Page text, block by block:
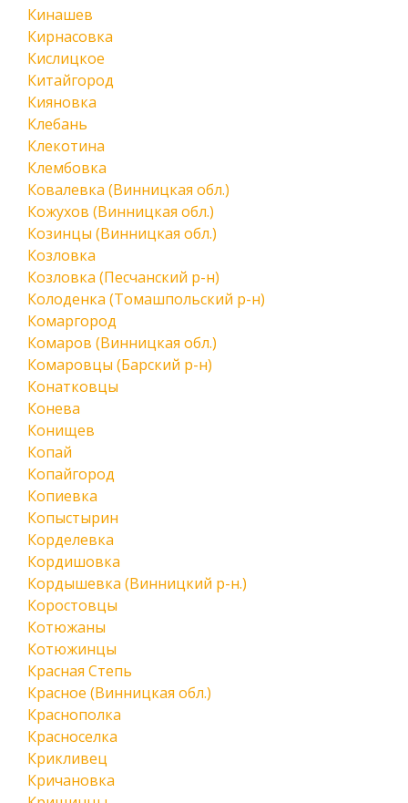
Кинашев
Кирнасовка
Кислицкое
Китайгород
Кияновка
Клебань
Клекотина
Клембовка
Ковалевка (Винницкая обл.)
Кожухов (Винницкая обл.)
Козинцы (Винницкая обл.)
Козловка
Козловка (Песчанский р-н)
Колоденка (Томашпольский р-н)
Комаргород
Комаров (Винницкая обл.)
Комаровцы (Барский р-н)
Конатковцы
Конева
Конищев
Копай
Копайгород
Копиевка
Копыстырин
Корделевка
Кордишовка
Кордышевка (Винницкий р-н.)
Коростовцы
Котюжаны
Котюжинцы
Красная Степь
Красное (Винницкая обл.)
Краснополка
Красноселка
Крикливец
Кричановка